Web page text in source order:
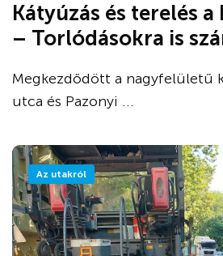
Kátyúzás és terelés
– Torlódásokra is
Megkezdődött a nagyfelületű
utca és Pazonyi ...
Az utakról